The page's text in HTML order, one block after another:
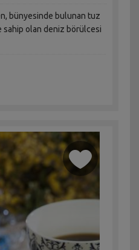
bünyesinde bulunan tuz
sahip olan deniz börülcesi